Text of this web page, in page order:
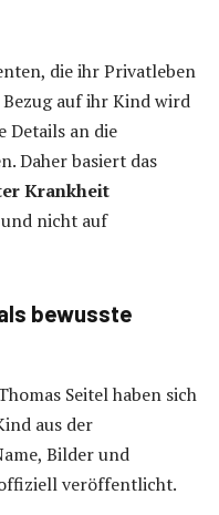
die ihr Privatleben
auf ihr Kind wird
Details an die
Daher basiert das
Krankheit
nicht auf
bewusste
Seitel haben sich
aus der
Bilder und
veröffentlicht.